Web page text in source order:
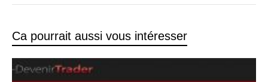
Ca pourrait aussi vous intéresser